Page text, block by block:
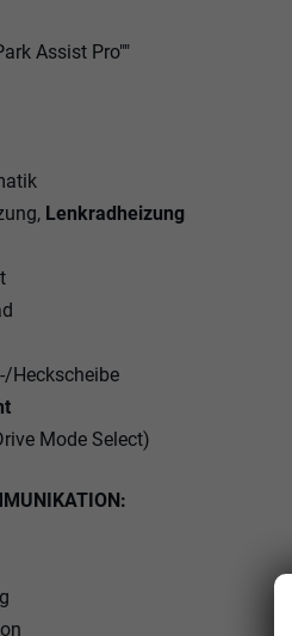
Assist Pro""
Lenkradheizung
Heckscheibe
Mode Select)